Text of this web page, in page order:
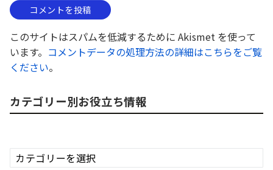
このサイトはスパムを低減するために Akismet を使って
います。 コメントデータの処理方法の詳細はこちらをご覧
ください。
カテゴリー別お役立ち情報
カ
テ